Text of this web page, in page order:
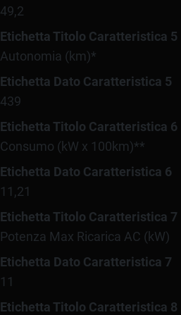
49,2
Etichetta Titolo Caratteristica 5
Autonomia (km)*
Etichetta Dato Caratteristica 5
439
Etichetta Titolo Caratteristica 6
Consumo (kW x 100km)**
Etichetta Dato Caratteristica 6
11,21
Etichetta Titolo Caratteristica 7
Potenza Max Ricarica AC (kW)
Etichetta Dato Caratteristica 7
11
Etichetta Titolo Caratteristica 8